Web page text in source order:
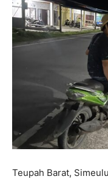
Teupah Barat,